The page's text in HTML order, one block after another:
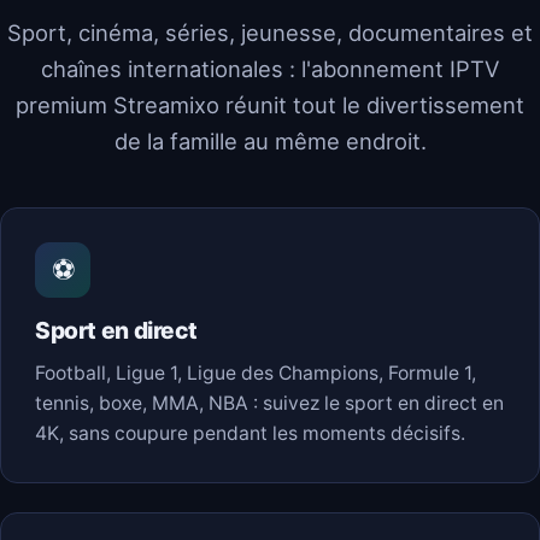
Sport, cinéma, séries, jeunesse, documentaires et
chaînes internationales : l'abonnement IPTV
premium Streamixo réunit tout le divertissement
de la famille au même endroit.
⚽
Sport en direct
Football, Ligue 1, Ligue des Champions, Formule 1,
tennis, boxe, MMA, NBA : suivez le sport en direct en
4K, sans coupure pendant les moments décisifs.